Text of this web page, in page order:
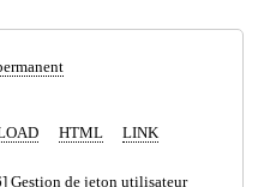
HTML LINK
Gestion de jeton utilisateur